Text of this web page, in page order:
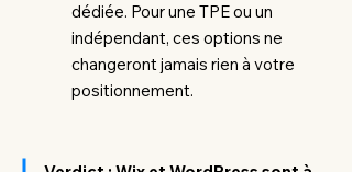
dédiée. Pour une TPE ou un
indépendant, ces options ne
changeront jamais rien à votre
positionnement.